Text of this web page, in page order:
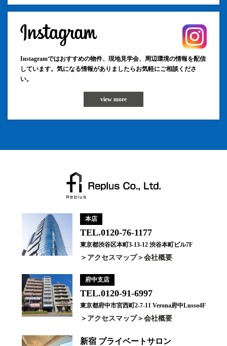
Instagramではおすすめの物件、現地見学会、周辺環境の情報を配信
しています。気になる情報がありましたらお気軽にご相談くださ
い。
view more
本店
TEL.0120-76-1177
東京都渋谷区本町3-13-12 渋谷本町ビル7F
アクセスマップ 会社概要
府中支店
TEL.0120-91-6997
東京都府中市宮西町2-7-11 Verona府中Lusso4F
アクセスマップ 会社概要
新宿 プライベートサロン